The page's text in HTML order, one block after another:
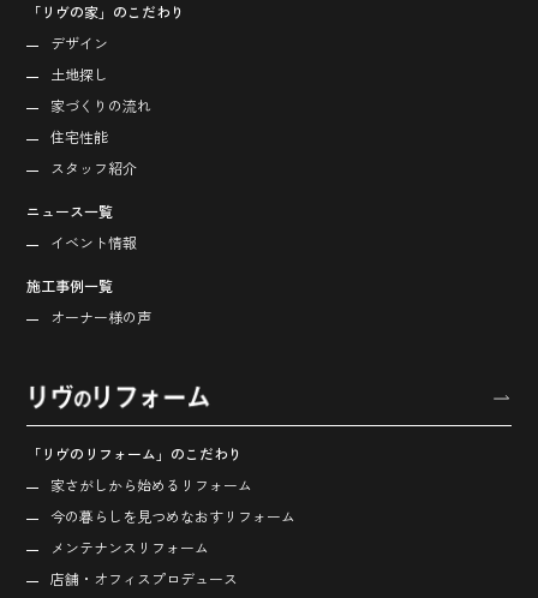
「リヴの家」のこだわり
デザイン
土地探し
家づくりの流れ
住宅性能
スタッフ紹介
ニュース一覧
イベント情報
施工事例一覧
オーナー様の声
「リヴのリフォーム」のこだわり
家さがしから始める リフォーム
今の暮らしを見つめなおす リフォーム
メンテナンスリフォーム
店舗・オフィス プロデュース